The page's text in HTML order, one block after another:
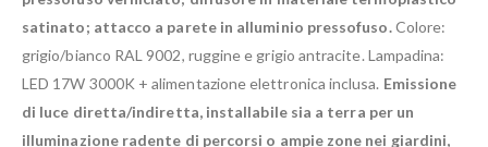
satinato; attacco a parete in alluminio pressofuso.Colore:
grigio/bianco RAL 9002, ruggine e grigio antracite. Lampadina:
LED 17W 3000K + alimentazione elettronica inclusa. Emissione
di luce diretta/indiretta, installabile sia a terra per un
illuminazione radente di percorsi o ampie zone nei giardini,